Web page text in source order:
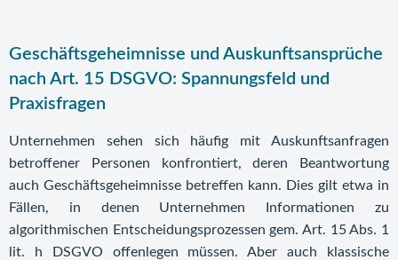
Geschäftsgeheimnisse und Auskunftsansprüche
nach Art. 15 DSGVO: Spannungsfeld und
Praxisfragen
Unternehmen sehen sich häufig mit Auskunftsanfragen
betroffener Personen konfrontiert, deren Beantwortung
auch Geschäftsgeheimnisse betreffen kann. Dies gilt etwa in
Fällen, in denen Unternehmen Informationen zu
algorithmischen Entscheidungsprozessen gem. Art. 15 Abs. 1
lit. h DSGVO offenlegen müssen. Aber auch klassische